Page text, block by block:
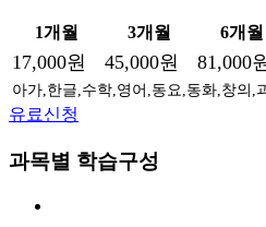
1개월 3개월 6개월
17,000원 45,000원 81,000
아가,한글,수학,영어,동요,동화,창의,
유료신청
과목별 학습구성